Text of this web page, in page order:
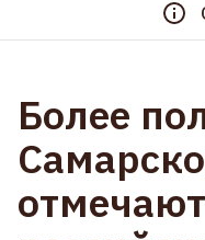
Более